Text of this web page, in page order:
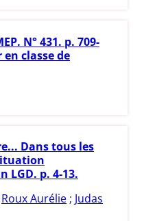
N° 431. p. 709-
classe de
Dans tous les
LGD. p. 4-13.
Roux Aurélie ; Judas